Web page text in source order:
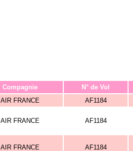
Compagnie N° de Vol
AIR FRANCE AF1184
AIR FRANCE AF1184
AIR FRANCE AF1184